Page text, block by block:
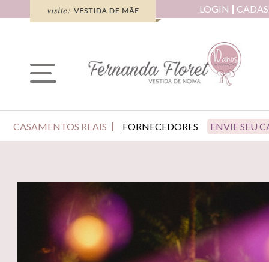
LOGIN
CASAMENTOS REAIS FORNECEDORES ENVIE SEU